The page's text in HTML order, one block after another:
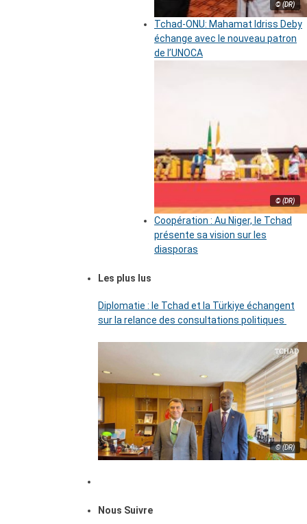
© (DR)
Tchad-ONU: Mahamat Idriss Deby
échange avec le nouveau patron
de l’UNOCA
© (DR)
Coopération : Au Niger, le Tchad
présente sa vision sur les
diasporas
Les plus lus
Diplomatie : le Tchad et la Türkiye échangent
sur la relance des consultations politiques
© (DR)
Nous Suivre